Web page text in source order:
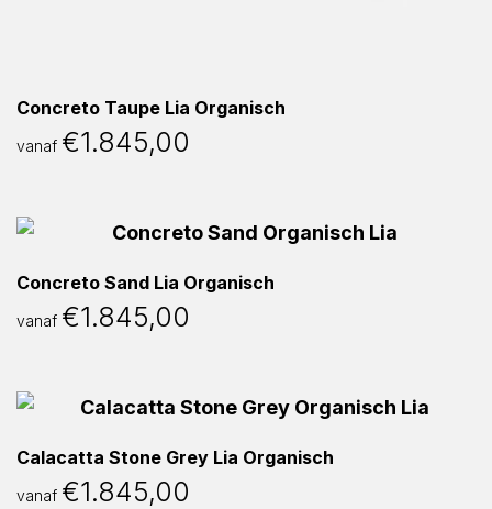
Concreto Taupe Lia Organisch
vanaf €1.845,00
Concreto Sand Lia Organisch
vanaf €1.845,00
Calacatta Stone Grey Lia Organisch
vanaf €1.845,00